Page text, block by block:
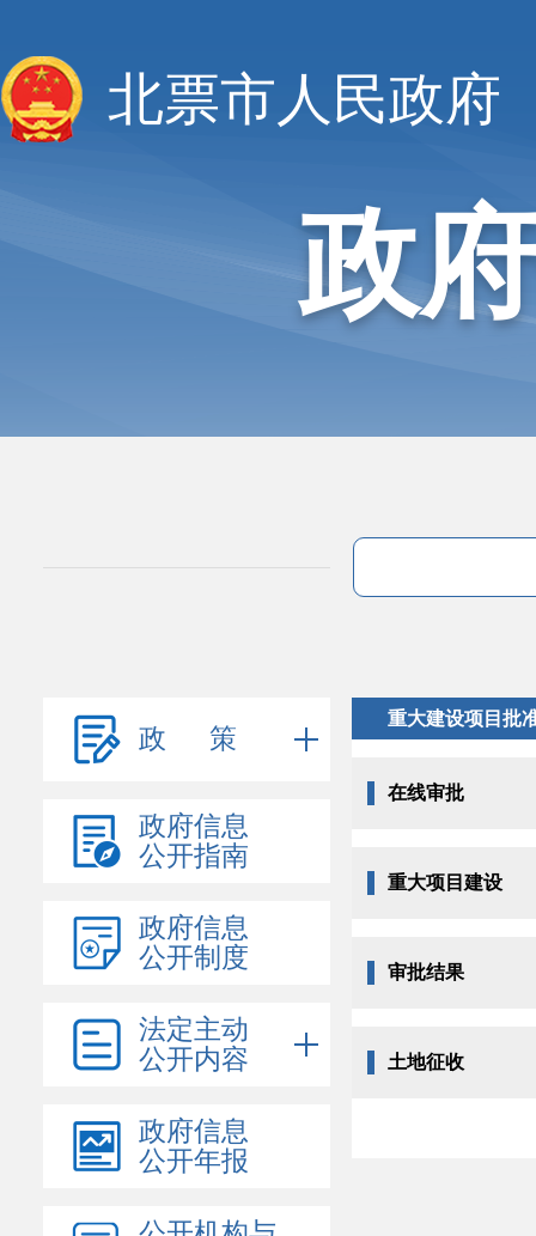
北票市人民政府
政
政 策
政府信息
公开指南
政府信息
公开制度
法定主动
公开内容
政府信息
公开年报
重大建设项目批
在线审批
重大项目建设
审批结果
土地征收